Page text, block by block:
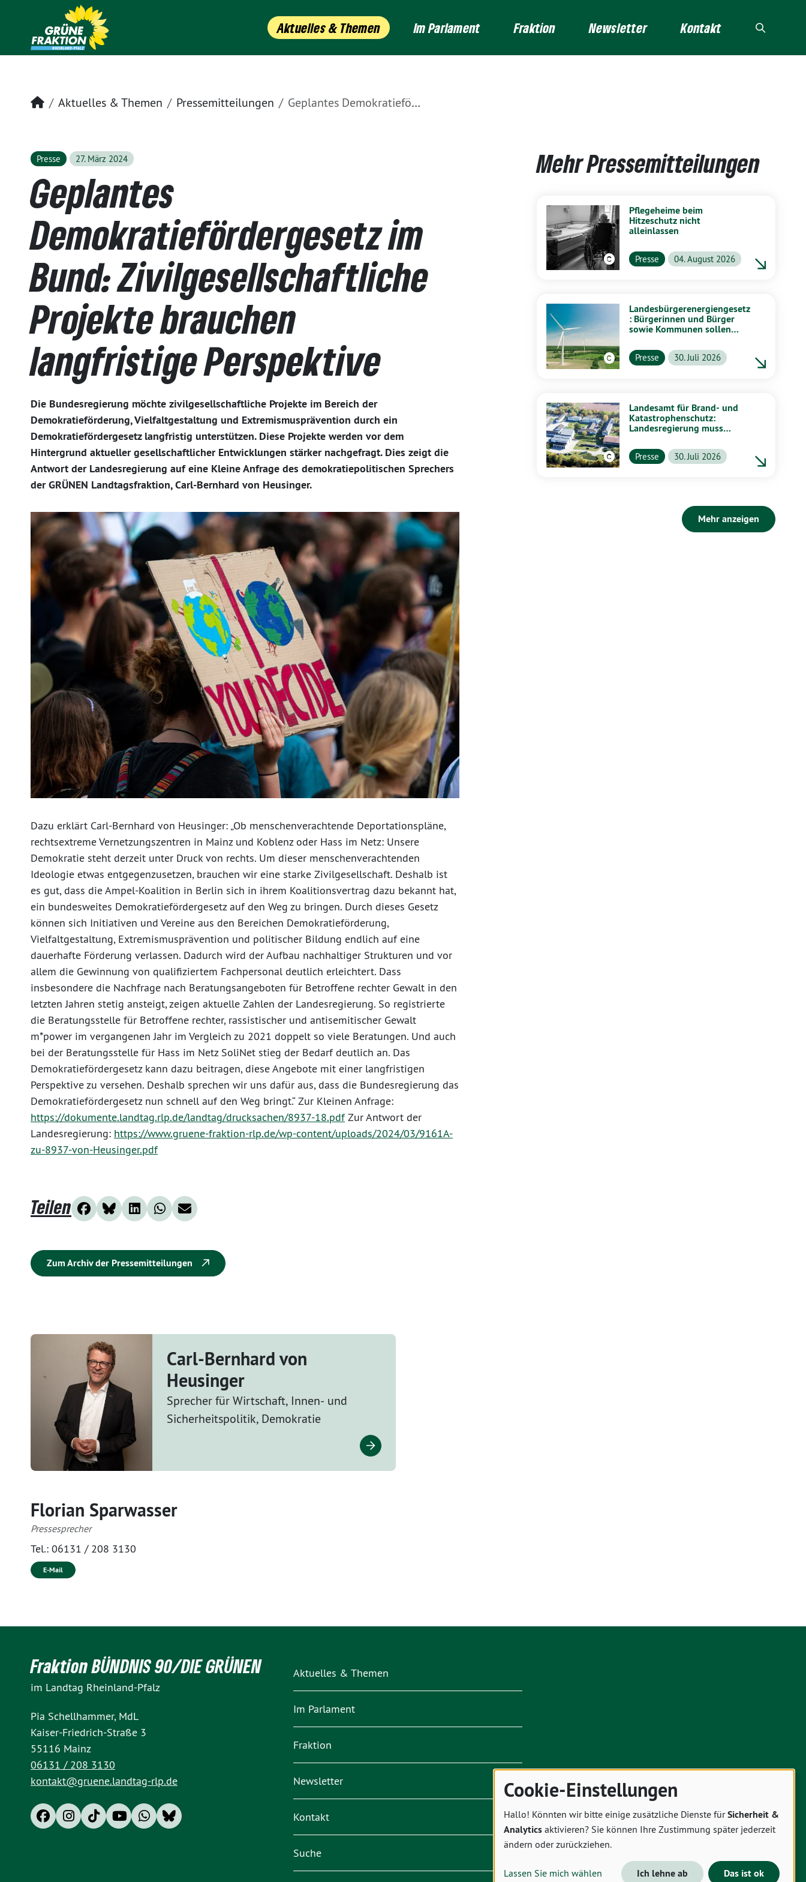
Aktuelles & Themen Im Parlament Fraktion Newsletter Kontakt
Startseite
Aktuelles & Themen Pressemitteilungen Geplantes Demokratiefördergesetz im Bund: Zivilgesellschaftliche Projekte brauchen langfristige Perspektive
Presse 27. März 2024
Geplantes
Demokratiefördergesetz im
Bund: Zivilgesellschaftliche
Projekte brauchen
langfristige Perspektive
Die Bundesregierung möchte zivilgesellschaftliche Projekte im Bereich der
Demokratieförderung, Vielfaltgestaltung und Extremismusprävention durch ein
Demokratiefördergesetz langfristig unterstützen. Diese Projekte werden vor dem
Hintergrund aktueller gesellschaftlicher Entwicklungen stärker nachgefragt. Dies zeigt die
Antwort der Landesregierung auf eine Kleine Anfrage des demokratiepolitischen Sprechers
der GRÜNEN Landtagsfraktion, Carl-Bernhard von Heusinger.
Dazu erklärt Carl-Bernhard von Heusinger: „Ob menschenverachtende Deportationspläne,
rechtsextreme Vernetzungszentren in Mainz und Koblenz oder Hass im Netz: Unsere
Demokratie steht derzeit unter Druck von rechts. Um dieser menschenverachtenden
Ideologie etwas entgegenzusetzen, brauchen wir eine starke Zivilgesellschaft. Deshalb ist
es gut, dass die Ampel-Koalition in Berlin sich in ihrem Koalitionsvertrag dazu bekannt hat,
ein bundesweites Demokratiefördergesetz auf den Weg zu bringen. Durch dieses Gesetz
können sich Initiativen und Vereine aus den Bereichen Demokratieförderung,
Vielfaltgestaltung, Extremismusprävention und politischer Bildung endlich auf eine
dauerhafte Förderung verlassen. Dadurch wird der Aufbau nachhaltiger Strukturen und vor
allem die Gewinnung von qualifiziertem Fachpersonal deutlich erleichtert. Dass
insbesondere die Nachfrage nach Beratungsangeboten für Betroffene rechter Gewalt in den
letzten Jahren stetig ansteigt, zeigen aktuelle Zahlen der Landesregierung. So registrierte
die Beratungsstelle für Betroffene rechter, rassistischer und antisemitischer Gewalt
m*power im vergangenen Jahr im Vergleich zu 2021 doppelt so viele Beratungen. Und auch
bei der Beratungsstelle für Hass im Netz SoliNet stieg der Bedarf deutlich an. Das
Demokratiefördergesetz kann dazu beitragen, diese Angebote mit einer langfristigen
Perspektive zu versehen. Deshalb sprechen wir uns dafür aus, dass die Bundesregierung das
Demokratiefördergesetz nun schnell auf den Weg bringt.“ Zur Kleinen Anfrage:
https://dokumente.landtag.rlp.de/landtag/drucksachen/8937-18.pdfZur Antwort der
Landesregierung: https://www.gruene-fraktion-rlp.de/wp-content/uploads/2024/03/9161A-
zu-8937-von-Heusinger.pdf
Teilen
Zum Archiv der Pressemitteilungen
Mehr Pressemitteilungen
Pflegeheime beim
Hitzeschutz nicht
alleinlassen
Presse 04. August 2026
Landesbürgerenergiengesetz
: Bürgerinnen und Bürger
sowie Kommunen sollen
profitieren
Presse 30. Juli 2026
Landesamt für Brand- und
Katastrophenschutz:
Landesregierung muss
Presse 30. Juli 2026
Mehr anzeigen
Carl-Bernhard von
Heusinger
Sprecher für Wirtschaft, Innen- und
Sicherheitspolitik, Demokratie
Florian Sparwasser
Pressesprecher
Tel.: 06131 / 208 3130
E-Mail
Fraktion BÜNDNIS 90/DIE GRÜNEN
im Landtag Rheinland-Pfalz
Pia Schellhammer, MdL
Kaiser-Friedrich-Straße 3
55116 Mainz
06131 / 208 3130
kontakt@gruene.landtag-rlp.de
Aktuelles & Themen
Im Parlament
Fraktion
Newsletter
Kontakt
Suche
Cookie-Einstellungen
Hallo! Könnten wir bitte einige zusätzliche Dienste fürSicherheit &
Analytics aktivieren? Sie können Ihre Zustimmung später jederzeit
ändern oder zurückziehen.
Lassen Sie mich wählen Ich lehne ab Das ist ok